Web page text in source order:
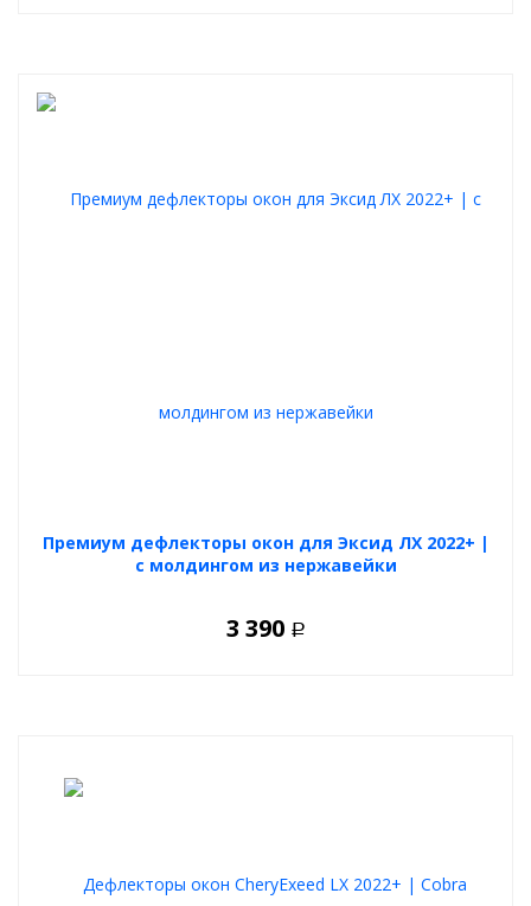
Премиум дефлекторы окон для Эксид ЛХ 2022+ |
с молдингом из нержавейки
3 390 Р